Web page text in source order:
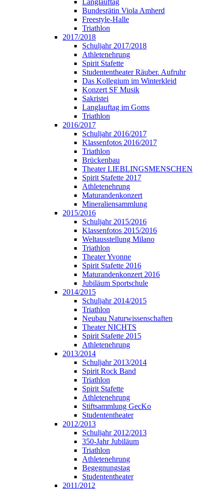
Langlauftag
Bundesrätin Viola Amherd
Freestyle-Halle
Triathlon
2017/2018
Schuljahr 2017/2018
Athletenehrung
Spirit Stafette
Studententheater Räuber. Aufruhr
Das Kollegium im Winterkleid
Konzert SF Musik
Sakristei
Langlauftag im Goms
Triathlon
2016/2017
Schuljahr 2016/2017
Klassenfotos 2016/2017
Triathlon
Brückenbau
Theater LIEBLINGSMENSCHEN
Spirit Stafette 2017
Athletenehrung
Maturandenkonzert
Mineraliensammlung
2015/2016
Schuljahr 2015/2016
Klassenfotos 2015/2016
Weltausstellung Milano
Triathlon
Theater Yvonne
Spirit Stafette 2016
Maturandenkonzert 2016
Jubiläum Sportschule
2014/2015
Schuljahr 2014/2015
Triathlon
Neubau Naturwissenschaften
Theater NICHTS
Spirit Stafette 2015
Athletenehrung
2013/2014
Schuljahr 2013/2014
Spirit Rock Band
Triathlon
Spirit Stafette
Athletenehrung
Stiftsammlung GecKo
Studententheater
2012/2013
Schuljahr 2012/2013
350-Jahr Jubiläum
Triathlon
Athletenehrung
Begegnungstag
Studententheater
2011/2012